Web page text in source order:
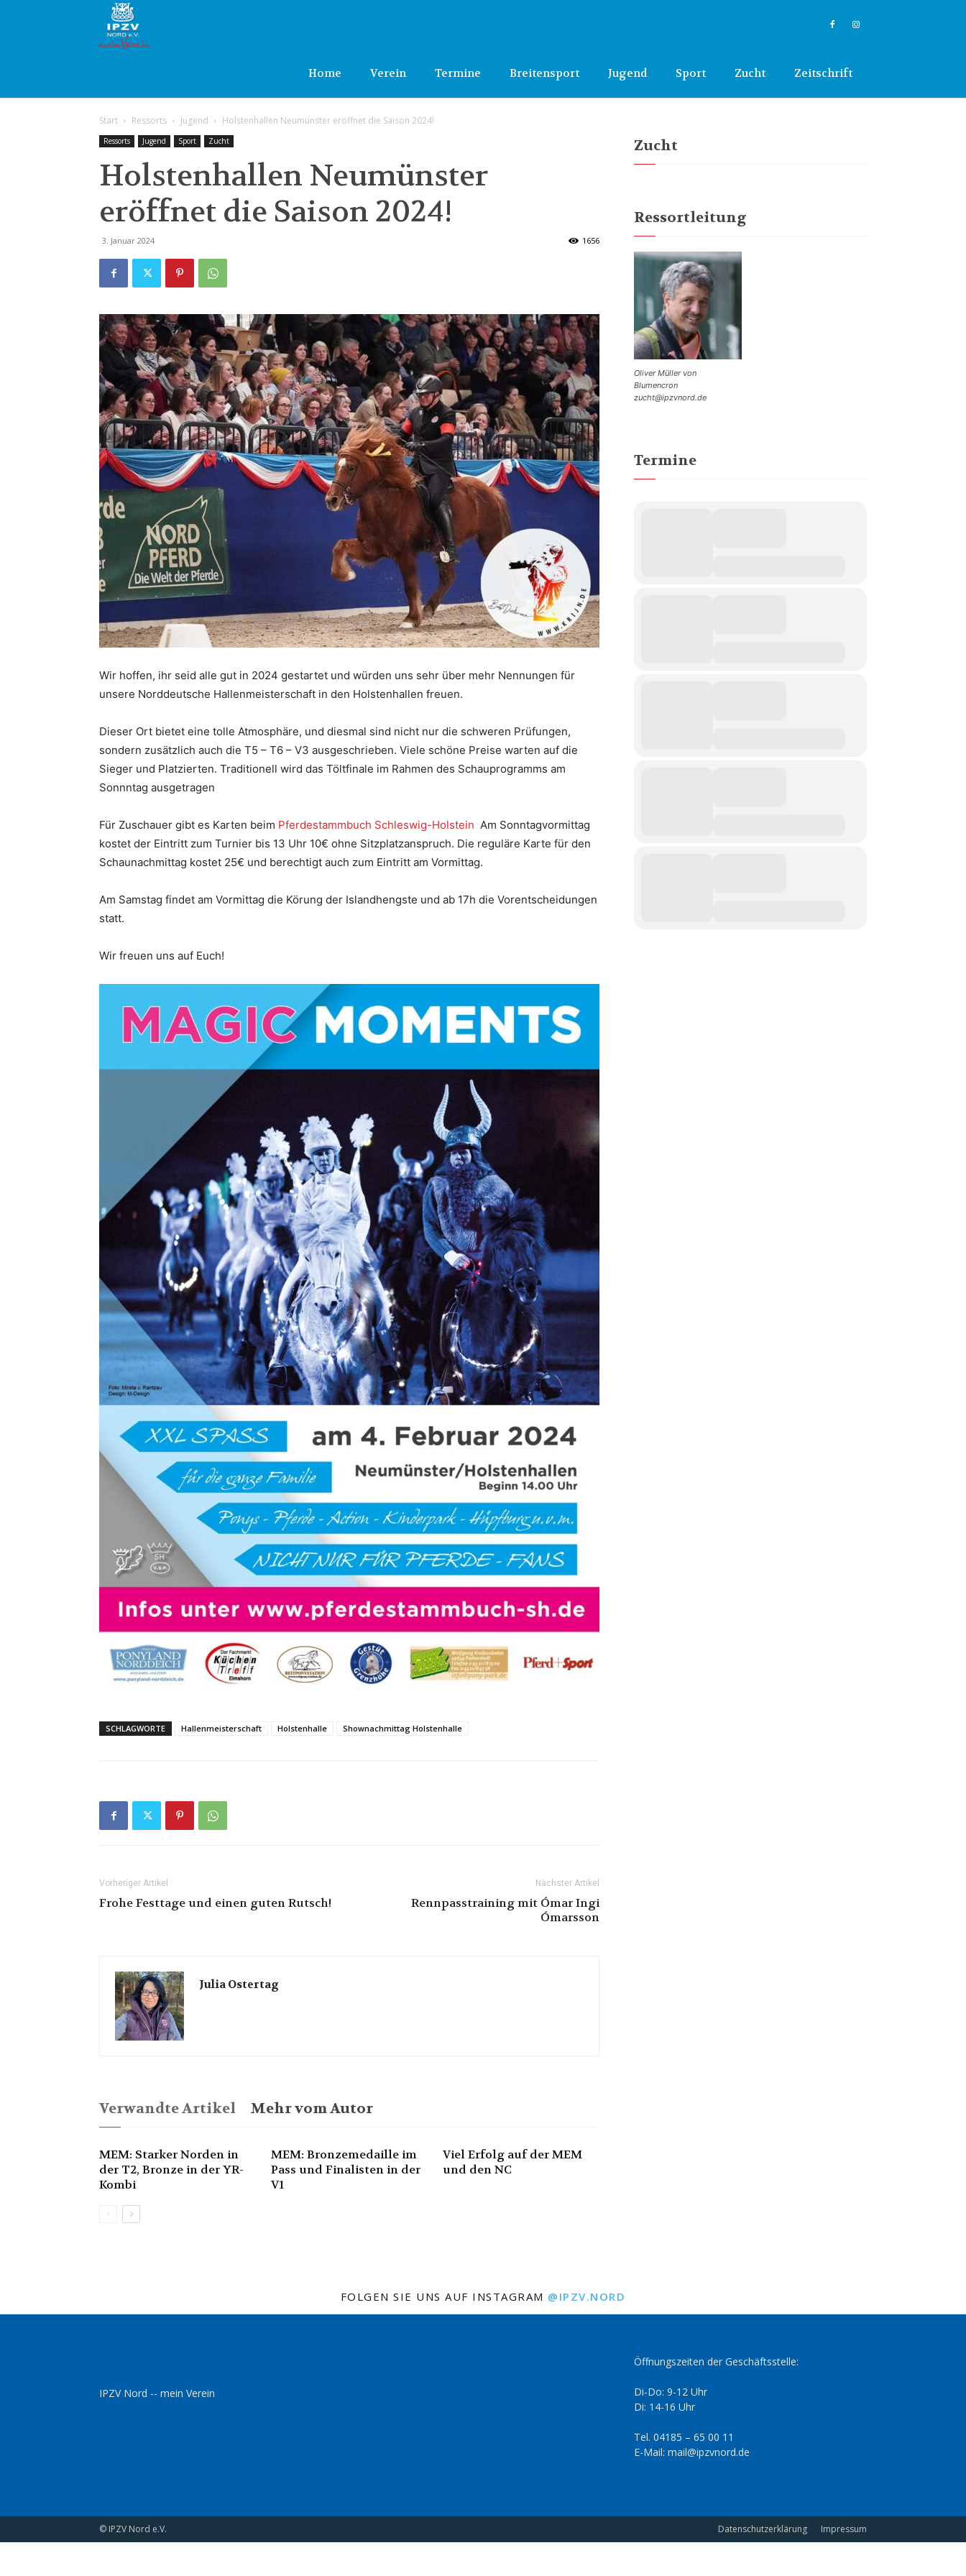
e.V.
Home Verein Termine Breitensport Jugend Sport Zucht Zeitschrift
Start Ressorts Jugend Holstenhallen Neumünster eröffnet die Saison 2024!
Ressorts Jugend Sport Zucht
Holstenhallen Neumünster
eröffnet die Saison 2024!
3. Januar 2024 1656
Wir hoffen, ihr seid alle gut in 2024 gestartet und würden uns sehr über mehr Nennungen für
unsere Norddeutsche Hallenmeisterschaft in den Holstenhallen freuen.
Dieser Ort bietet eine tolle Atmosphäre, und diesmal sind nicht nur die schweren Prüfungen,
sondern zusätzlich auch die T5 – T6 – V3 ausgeschrieben. Viele schöne Preise warten auf die
Sieger und Platzierten. Traditionell wird das Töltfinale im Rahmen des Schauprogramms am
Sonnntag ausgetragen
Für Zuschauer gibt es Karten beim Pferdestammbuch Schleswig-Holstein Am Sonntagvormittag
kostet der Eintritt zum Turnier bis 13 Uhr 10€ ohne Sitzplatzanspruch. Die reguläre Karte für den
Schaunachmittag kostet 25€ und berechtigt auch zum Eintritt am Vormittag.
Am Samstag findet am Vormittag die Körung der Islandhengste und ab 17h die Vorentscheidungen
statt.
Wir freuen uns auf Euch!
SCHLAGWORTE Hallenmeisterschaft Holstenhalle Shownachmittag Holstenhalle
Vorheriger Artikel
Frohe Festtage und einen guten Rutsch!
Nächster Artikel
Rennpasstraining mit Ómar Ingi
Ómarsson
Julia Ostertag
Verwandte Artikel Mehr vom Autor
MEM: Starker Norden in
der T2, Bronze in der YR-
Kombi
MEM: Bronzemedaille im
Pass und Finalisten in der
V1
Viel Erfolg auf der MEM
und den NC
Zucht
Ressortleitung
Oliver Müller von
Blumencron
zucht@ipzvnord.de
Termine
FOLGEN SIE UNS AUF INSTAGRAM @IPZV.NORD
IPZV Nord -- mein Verein
Öffnungszeiten der Geschäftsstelle:
Di-Do: 9-12 Uhr
Di: 14-16 Uhr
Tel. 04185 – 65 00 11
E-Mail: mail@ipzvnord.de
Datenschutzerklärung Impressum
© IPZV Nord e.V.